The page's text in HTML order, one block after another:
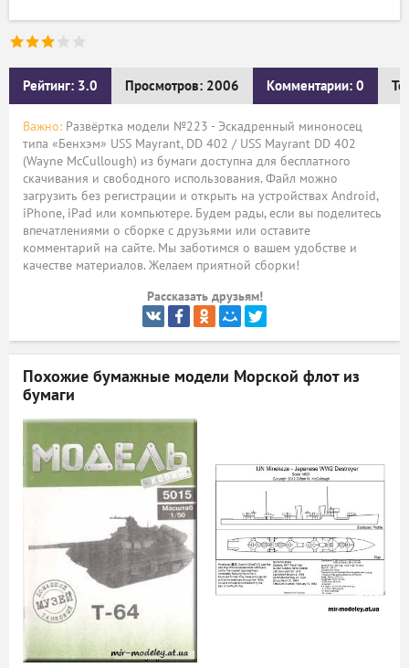
Рейтинг: 3.0 Просмотров: 2006 Комментарии: 0
Важно: Развёртка модели №223 - Эскадренный миноносец
типа «Бенхэм» USS Mayrant, DD 402 / USS Mayrant DD 402
(Wayne McCullough) из бумаги доступна для бесплатного
скачивания и свободного использования. Файл можно
загрузить без регистрации и открыть на устройствах Android,
iPhone, iPad или компьютере. Будем рады, если вы поделитесь
впечатлениями о сборке с друзьями или оставите
комментарий на сайте. Мы заботимся о вашем удобстве и
качестве материалов. Желаем приятной сборки!
Рассказать друзьям!
Похожие бумажные модели Морской флот из
бумаги